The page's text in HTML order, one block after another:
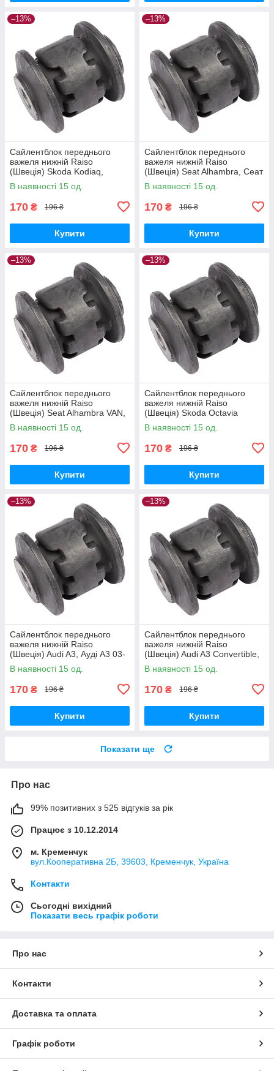
–13%
Сайлентблок переднього
важеля нижній Raiso
(Швеція) Skoda Kodiaq,
Шкода Кодьяк 16- #RL-
1K0182E UAJMCRX17
В наявності 15 од.
170 ₴ 196 ₴
Купити
–13%
Сайлентблок переднього
важеля нижній Raiso
(Швеція) Seat Alhambra, Сеат
Алхамбра 10- #RL-1K0182E
UAVKUCS17
В наявності 15 од.
170 ₴ 196 ₴
Купити
–13%
Сайлентблок переднього
важеля нижній Raiso
(Швеція) Seat Alhambra VAN,
Сеат Алхамбра 10- #RL-
1K0182E UATCGWX17
В наявності 15 од.
170 ₴ 196 ₴
Купити
–13%
Сайлентблок переднього
важеля нижній Raiso
(Швеція) Skoda Octavia
II,Шкода Октавія 2 04- #RL-
1K0182E UAMRGHM17
В наявності 15 од.
170 ₴ 196 ₴
Купити
–13%
Сайлентблок переднього
важеля нижній Raiso
(Швеція) Audi A3, Ауді А3 03-
#RL-1K0182E UAJOXCK17
В наявності 15 од.
170 ₴ 196 ₴
Купити
–13%
Сайлентблок переднього
важеля нижній Raiso
(Швеція) Audi A3 Convertible,
Ауді А3 08- #RL-1K0182E
UAQYMCO17
В наявності 15 од.
170 ₴ 196 ₴
Купити
Показати ще
Про нас
99% позитивних з 525 відгуків за рік
Працює з 10.12.2014
м. Кременчук
вул.Кооперативна 2Б, 39603, Кременчук, Україна
Контакти
Сьогодні вихідний
Показати весь графік роботи
Про нас
Контакти
Доставка та оплата
Графік роботи